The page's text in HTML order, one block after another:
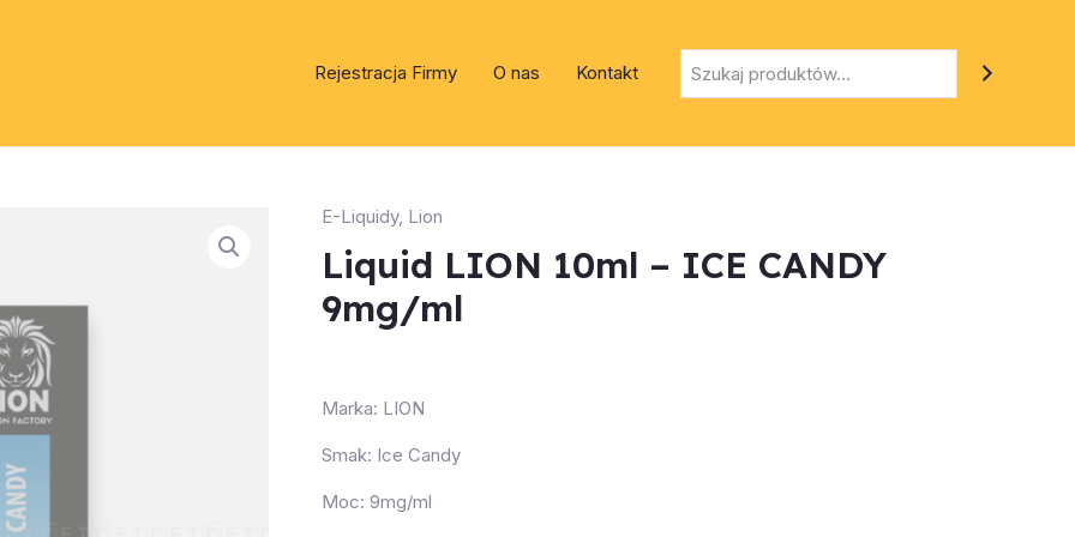
Rejestracja Firmy O nas Kontakt
E-Liquidy, Lion
Liquid LION 10ml – ICE CANDY
9mg/ml
Marka: LION
Smak: Ice Candy
Moc: 9mg/ml